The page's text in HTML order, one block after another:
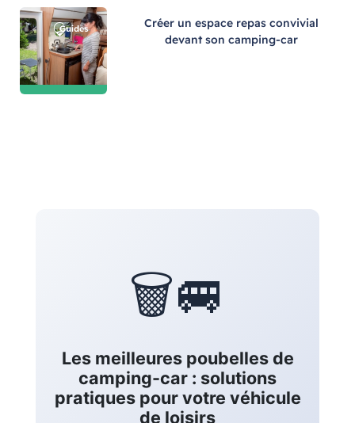
Créer un espace repas convivial
devant son camping-car
🗑️🚐
Les meilleures poubelles de
camping-car : solutions
pratiques pour votre véhicule
de loisirs